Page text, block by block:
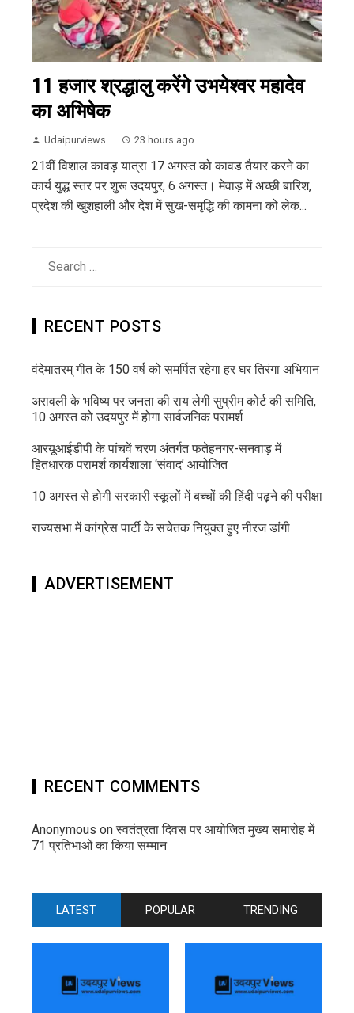
11 हजार श्रद्धालु करेंगे उभयेश्वर महादेव
का अभिषेक
Udaipurviews 23 hours ago
21वीं विशाल कावड़ यात्रा 17 अगस्त को कावड तैयार करने का
कार्य युद्ध स्तर पर शुरू उदयपुर, 6 अगस्त। मेवाड़ में अच्छी बारिश,
प्रदेश की खुशहाली और देश में सुख-समृद्धि की कामना को लेक...
RECENT POSTS
वंदेमातरम् गीत के 150 वर्ष को समर्पित रहेगा हर घर तिरंगा अभियान
अरावली के भविष्य पर जनता की राय लेगी सुप्रीम कोर्ट की समिति,
10 अगस्त को उदयपुर में होगा सार्वजनिक परामर्श
आरयूआईडीपी के पांचवें चरण अंतर्गत फतेहनगर-सनवाड़ में
हितधारक परामर्श कार्यशाला ‘संवाद’ आयोजित
10 अगस्त से होगी सरकारी स्कूलों में बच्चों की हिंदी पढ़ने की परीक्षा
राज्यसभा में कांग्रेस पार्टी के सचेतक नियुक्त हुए नीरज डांगी
ADVERTISEMENT
RECENT COMMENTS
Anonymous onस्वतंत्रता दिवस पर आयोजित मुख्य समारोह में
71 प्रतिभाओं का किया सम्मान
LATEST POPULAR TRENDING